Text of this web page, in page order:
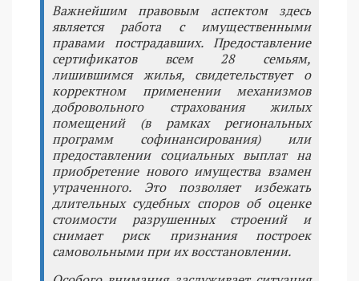
Важнейшим правовым аспектом здесь
является работа с имущественными
правами пострадавших. Предоставление
сертификатов всем 28 семьям,
лишившимся жилья, свидетельствует о
корректном применении механизмов
добровольного страхования жилых
помещений (в рамках региональных
программ софинансирования) или
предоставлении социальных выплат на
приобретение нового имущества взамен
утраченного. Это позволяет избежать
длительных судебных споров об оценке
стоимости разрушенных строений и
снимает риск признания построек
самовольными при их восстановлении.